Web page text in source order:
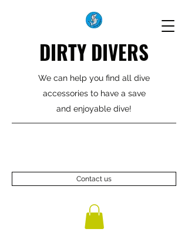
DIRTY DIVERS
We can help you find all dive
accessories to have a save
and enjoyable dive!
Contact us